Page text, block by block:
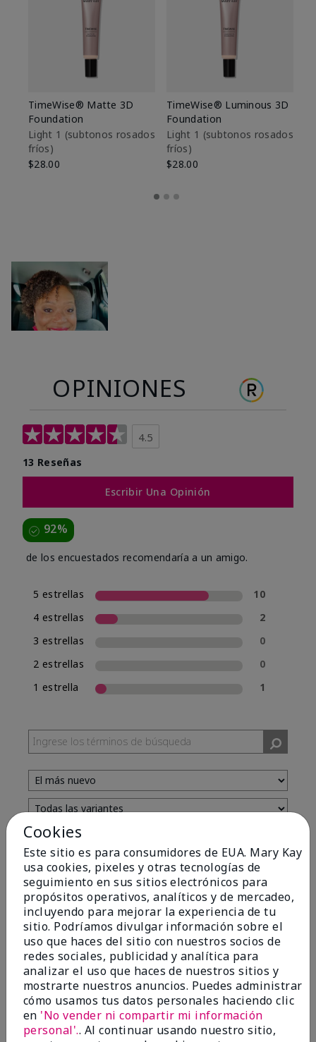
TimeWise® Matte 3D
Foundation
Light 1​ (subtonos rosados
fríos)
$28.00
TimeWise® Luminous 3D
Foundation
Light 1​ (subtonos rosados
fríos)
$28.00
OPINIONES
4.5
13 Reseñas
Escribir Una Opinión
92%
de los encuestados recomendaría a un amigo.
5 estrellas
10
4 estrellas
2
3 estrellas
0
2 estrellas
0
1 estrella
1
Evaluado por 13 clientes
5
Yeh! I really works
EnviadoHace 4 meses
porChar
deDetroit, Mi
Evaluado en
marykay.com/en-us/
I ski all winter and since adding this to my progam
Cookies
Este sitio es para consumidores de EUA. Mary Kay
usa cookies, pixeles y otras tecnologías de
seguimiento en sus sitios electrónicos para
propósitos operativos, analíticos y de mercadeo,
incluyendo para mejorar la experiencia de tu
sitio. Podríamos divulgar información sobre el
uso que haces del sitio con nuestros socios de
redes sociales, publicidad y analítica para
analizar el uso que haces de nuestros sitios y
mostrarte nuestros anuncios. Puedes administrar
cómo usamos tus datos personales haciendo clic
en 'No vender ni compartir mi información
personal'.. Al continuar usando nuestro sitio,